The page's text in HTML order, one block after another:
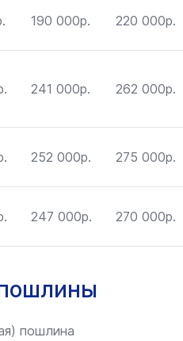
190 000р. 220 000р.
241 000р. 262 000р.
252 000р. 275 000р.
247 000р. 270 000р.
пошлина